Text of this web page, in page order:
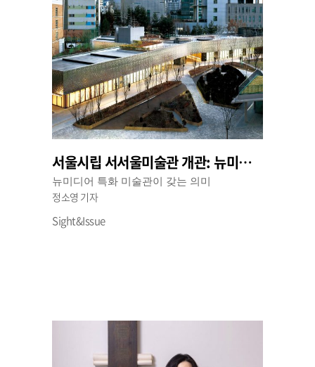
서울시립 서서울미술관 개관: 뉴미디어 특화 미술관으로서의 과제
뉴미디어 특화 미술관이 갖는 의미
정소영 기자
Sight&Issue